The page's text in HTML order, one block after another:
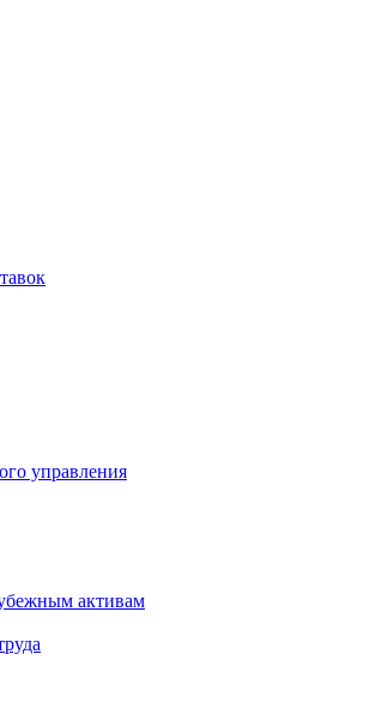
управления
активам